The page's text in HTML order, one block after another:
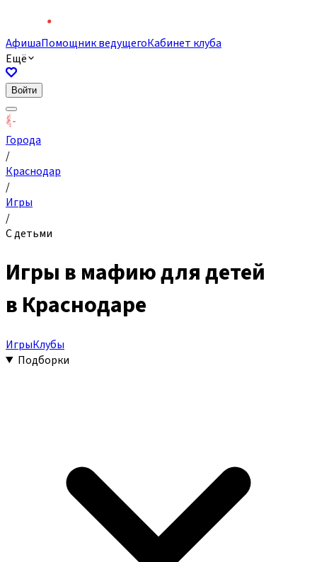
АфишаПомощник ведущегоКабинет клуба
Ещё
Войти
Города
/
Краснодар
/
Игры
/
С детьми
Игры в мафию для детей
в Краснодаре
ИгрыКлубы
Подборки